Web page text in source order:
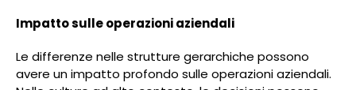
Impatto sulle operazioni aziendali
Le differenze nelle strutture gerarchiche possono
avere un impatto profondo sulle operazioni aziendali.